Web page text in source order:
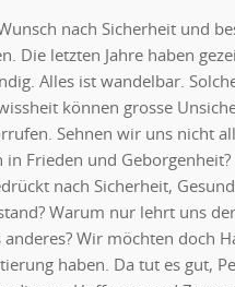
nach Sicherheit und
Die letzten Jahre haben
Alles ist wandelbar.
können grosse
Sehnen wir uns nicht
in Frieden und Geborgenheit?
nach Sicherheit,
Warum nur lehrt uns
anderes? Wir möchten doch
haben. Da tut es gut,